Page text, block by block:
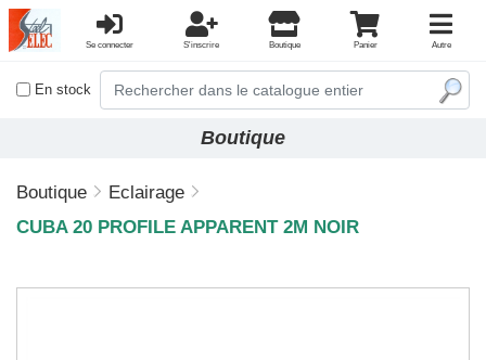
Se connecter S'inscrire Boutique Panier Autre
En stock
Boutique
Boutique
Eclairage
CUBA 20 PROFILE APPARENT 2M NOIR